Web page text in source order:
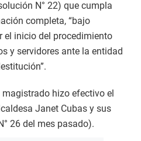
N° 22) que cumpla
completa, “bajo
el inicio del procedimiento
y servidores ante la entidad
hizo efectivo el
Janet Cubas y sus
26 del mes pasado).